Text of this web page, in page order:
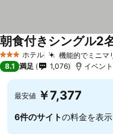
3 ホテルのランク
ホテル 機能的でミニマ
8.1 満足 1,076 イベン
最安値 ￥7,377
6件のサイトの料金を表示